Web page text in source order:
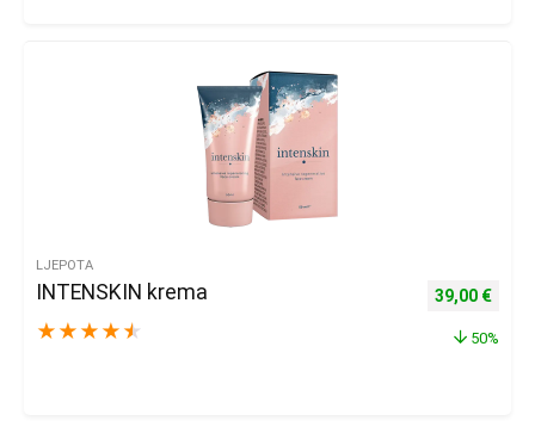
LJEPOTA
INTENSKIN krema
★ ★ ★ ★ ★
Izvorna
39,00 €
50%